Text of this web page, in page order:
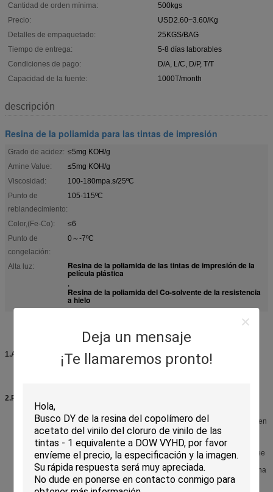
Deja un mensaje
¡Te llamaremos pronto!
Cantidad de orden mínima:
500kgs
Precio:
USD2.60~3.60/Kg
Detalles de empaquetado:
25KGS/BAG
Tiempo de entrega:
5-8 días laborables
Condiciones de pago:
D/A, L/C, D/P, T/T
Capacidad de la fuente:
1000T/month
descripción
Resina de la poliamida para las tintas de impresión
Grado de acidez: ≤5mg KOH/g
Amine Value:
≤5mg KOH/g
Viscosidad:
100-180mpa.s/25ºC
Punto de
reblandecimiento:
105-115ºC
Color,(Fe-Co):
≤6
Punto de
congelación:
0～-7ºC
Alta luz: Resina de la poliamida de las tintas de impresión de la
película plástica
,
Resina de la poliamida del Co-solvente de la resistencia
a hielo
1.Appearance:
Grano o polvo sólido amarillento y de la transparencia
2.Property:
DY-P106 es un tipo de resina de la poliamida con la resistencia a hielo,
que posee las propiedades siguientes, tales como buena estabilidad, buen
lanzamiento solvente, resistencia fuerte de la flexión, adherencia fuerte y
brillo excelente etc.
La resina de la poliamida con un peso más de poco peso molecular posee
resistencia de agua, resistencia del doblez, buena estabilidad química,
buena compatibilidad e intermiscibility con celulosa nitro. Cuando la resina
se utiliza con los añadidos del pigmento, los productos finales revelarán
color y lustre brillantes.